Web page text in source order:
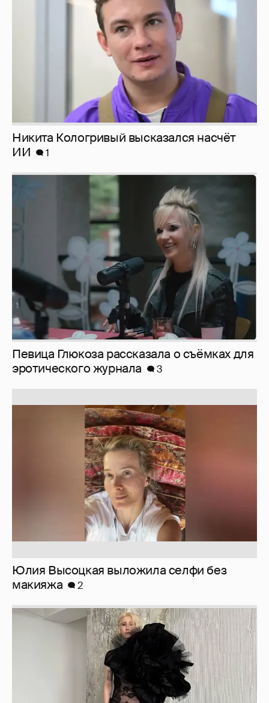
Никита Кологривый высказался насчёт
ИИ
1
Певица Глюкоза рассказала о съёмках для
эротического журнала
3
Юлия Высоцкая выложила селфи без
макияжа
2